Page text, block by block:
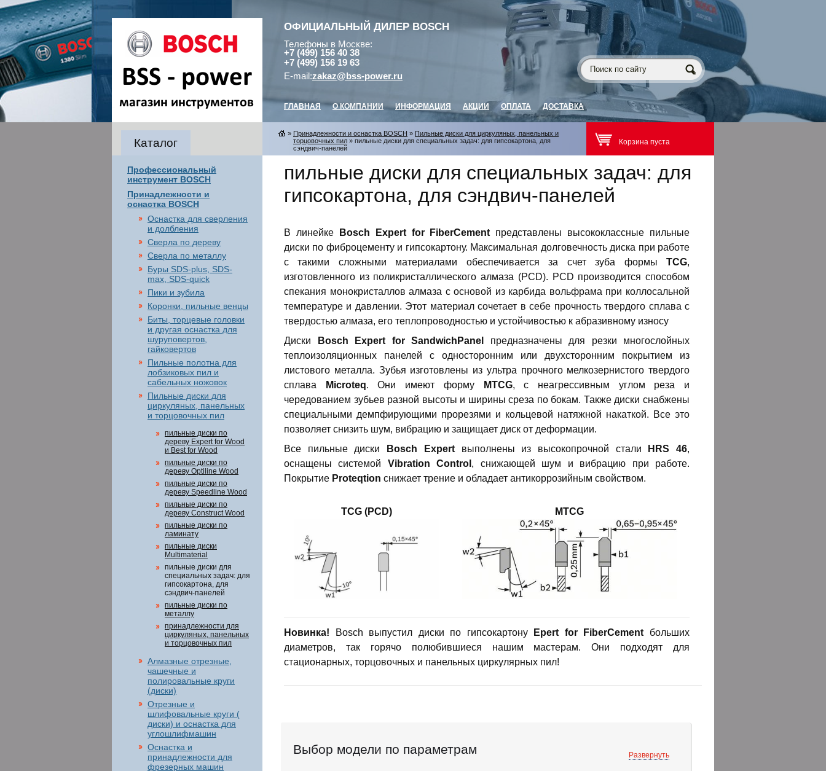
ОФИЦИАЛЬНЫЙ ДИЛЕР BOSCH
Телефоны в Москве:
+7 (499) 156 40 38
+7 (499) 156 19 63
E-mail:zakaz@bss-power.ru
ГЛАВНАЯ О КОМПАНИИ ИНФОРМАЦИЯ АКЦИИ ОПЛАТА ДОСТАВКА
Каталог
Профессиональный
инструмент BOSCH
Принадлежности и
оснастка BOSCH
Оснастка для сверления
и долбления
Сверла по дереву
Сверла по металлу
Буры SDS-plus, SDS-
max, SDS-quick
Пики и зубила
Коронки, пильные венцы
Биты, торцевые головки
и другая оснастка для
шуруповертов,
гайковертов
Пильные полотна для
лобзиковых пил и
сабельных ножовок
Пильные диски для
циркуляных, панельных
и торцовочных пил
пильные диски по
дереву Expert for Wood
и Best for Wood
пильные диски по
дереву Optiline Wood
пильные диски по
дереву Speedline Wood
пильные диски по
дереву Construct Wood
пильные диски по
ламинату
пильные диски
Multimaterial
пильные диски для
специальных задач: для
гипсокартона, для
сэндвич-панелей
пильные диски по
металлу
принадлежности для
циркуляных, панельных
и торцовочных пил
Алмазные отрезные,
чашечные и
полировальные круги
(диски)
Отрезные и
шлифовальные круги (
диски) и оснастка для
углошлифмашин
Оснастка и
принадлежности для
фрезерных машин
» Принадлежности и оснастка BOSCH » Пильные диски для циркуляных, панельных и
торцовочных пил » пильные диски для специальных задач: для гипсокартона, для
сэндвич-панелей
Корзина пуста
пильные диски для специальных задач: для
гипсокартона, для сэндвич-панелей
В линейке Bosch Expert for FiberCement представлены высококлассные пильные
диски по фиброцементу и гипсокартону. Максимальная долговечность диска при работе
с такими сложными материалами обеспечивается за счет зуба формы TCG,
изготовленного из поликристаллического алмаза (PCD). PCD производится способом
спекания монокристаллов алмаза с основой из карбида вольфрама при коллосальной
температуре и давлении. Этот материал сочетает в себе прочность твердого сплава с
твердостью алмаза, его теплопроводностью и устойчивостью к абразивному износу
Диски
Bosch Expert for SandwichPanel
предназначены для резки многослойных
теплоизоляционных панелей с односторонним или двухсторонним покрытием из
листового металла. Зубья изготовлены из ультра прочного мелкозернистого твердого
сплава
Microteq. Они имеют форму MTCG, с неагрессивным углом реза и
чередованием зубьев разной высоты и ширины среза по бокам. Также диски снабжены
специальными демпфирующими прорезями и кольцевой натяжной накаткой. Все это
позволяет снизить шум, вибрацию и защищает диск от деформации.
Все пильные диски
Bosch Expertвыполнены из высокопрочной стали HRS 46,
оснащены системой Vibration Control , снижающей шум и вибрацию при работе.
Покрытие Proteqtion снижает трение и обладает антикоррозийным свойством.
TCG (PCD) MTCG
Новинка! Bosch выпустил диски по гипсокартону Epert for FiberCement больших
диаметров, так горячо полюбившиеся нашим мастерам. Они подходят для
стационарных, торцовочных и панельных циркулярных пил!
Выбор модели по параметрам Развернуть